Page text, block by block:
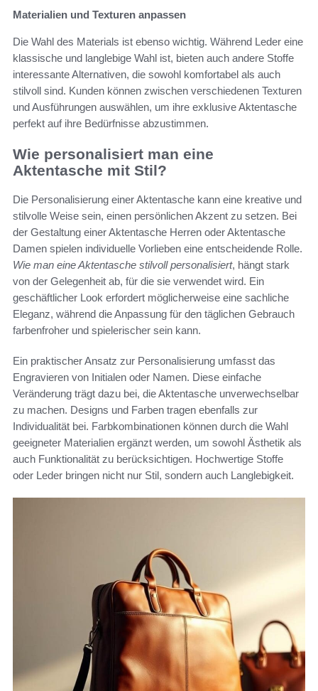
Materialien und Texturen anpassen
Die Wahl des Materials ist ebenso wichtig. Während Leder eine
klassische und langlebige Wahl ist, bieten auch andere Stoffe
interessante Alternativen, die sowohl komfortabel als auch
stilvoll sind. Kunden können zwischen verschiedenen Texturen
und Ausführungen auswählen, um ihre exklusive Aktentasche
perfekt auf ihre Bedürfnisse abzustimmen.
Wie personalisiert man eine
Aktentasche mit Stil?
Die Personalisierung einer Aktentasche kann eine kreative und
stilvolle Weise sein, einen persönlichen Akzent zu setzen. Bei
der Gestaltung einer Aktentasche Herren oder Aktentasche
Damen spielen individuelle Vorlieben eine entscheidende Rolle.
Wie man eine Aktentasche stilvoll personalisiert, hängt stark
von der Gelegenheit ab, für die sie verwendet wird. Ein
geschäftlicher Look erfordert möglicherweise eine sachliche
Eleganz, während die Anpassung für den täglichen Gebrauch
farbenfroher und spielerischer sein kann.
Ein praktischer Ansatz zur Personalisierung umfasst das
Engravieren von Initialen oder Namen. Diese einfache
Veränderung trägt dazu bei, die Aktentasche unverwechselbar
zu machen. Designs und Farben tragen ebenfalls zur
Individualität bei. Farbkombinationen können durch die Wahl
geeigneter Materialien ergänzt werden, um sowohl Ästhetik als
auch Funktionalität zu berücksichtigen. Hochwertige Stoffe
oder Leder bringen nicht nur Stil, sondern auch Langlebigkeit.